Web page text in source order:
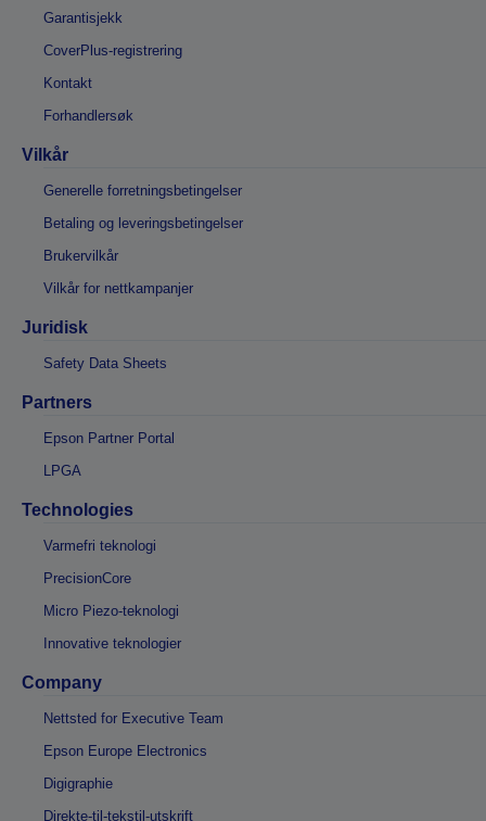
Garantisjekk
CoverPlus-registrering
Kontakt
Forhandlersøk
Vilkår
Generelle forretningsbetingelser
Betaling og leveringsbetingelser
Brukervilkår
Vilkår for nettkampanjer
Juridisk
Safety Data Sheets
Partners
Epson Partner Portal
LPGA
Technologies
Varmefri teknologi
PrecisionCore
Micro Piezo-teknologi
Innovative teknologier
Company
Nettsted for Executive Team
Epson Europe Electronics
Digigraphie
Direkte-til-tekstil-utskrift